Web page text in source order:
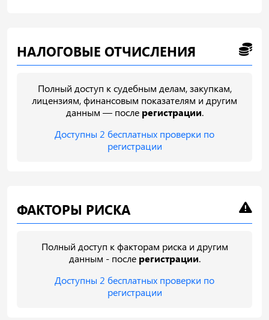
НАЛОГОВЫЕ ОТЧИСЛЕНИЯ
Полный доступ к судебным делам, закупкам,
лицензиям, финансовым показателям и другим
данным — после регистрации.
Доступны 2 бесплатных проверки по
регистрации
ФАКТОРЫ РИСКА
Полный доступ к факторам риска и другим
данным - после регистрации.
Доступны 2 бесплатных проверки по
регистрации